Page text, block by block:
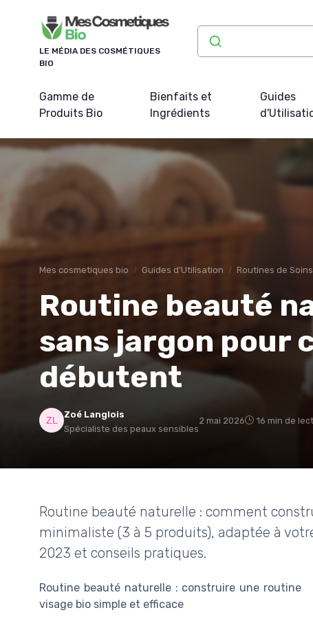
LE MÉDIA DES COSMÉTIQUES
BIO
Gamme de
Produits Bio
Bienfaits et
Ingrédients
Guides
Mes cosmetiques bio Guides d'Utilisation Routines de
Routine beauté
sans jargon pour
débutent
Zoé Langlois
Spécialiste des peaux sensibles
2 mai 2026 16 min de
Routine beauté naturelle : comment
minimaliste (3 à 5 produits), adaptée à
2023 et conseils pratiques.
Routine beauté naturelle : construire une routine
visage bio simple et efficace